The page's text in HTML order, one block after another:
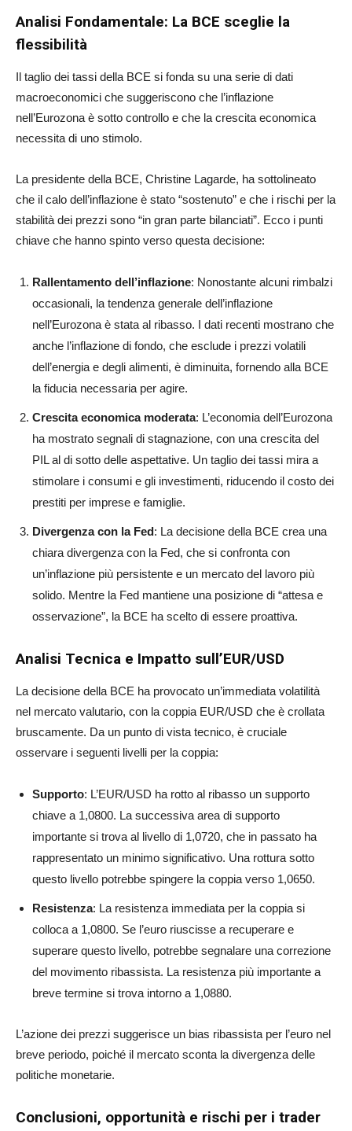
Analisi Fondamentale: La BCE sceglie la
flessibilità
Il taglio dei tassi della BCE si fonda su una serie di dati
macroeconomici che suggeriscono che l’inflazione
nell’Eurozona è sotto controllo e che la crescita economica
necessita di uno stimolo.
La presidente della BCE, Christine Lagarde, ha sottolineato
che il calo dell’inflazione è stato “sostenuto” e che i rischi per la
stabilità dei prezzi sono “in gran parte bilanciati”. Ecco i punti
chiave che hanno spinto verso questa decisione:
Rallentamento dell’inflazione: Nonostante alcuni rimbalzi
occasionali, la tendenza generale dell’inflazione
nell’Eurozona è stata al ribasso. I dati recenti mostrano che
anche l’inflazione di fondo, che esclude i prezzi volatili
dell’energia e degli alimenti, è diminuita, fornendo alla BCE
la fiducia necessaria per agire.
Crescita economica moderata: L’economia dell’Eurozona
ha mostrato segnali di stagnazione, con una crescita del
PIL al di sotto delle aspettative. Un taglio dei tassi mira a
stimolare i consumi e gli investimenti, riducendo il costo dei
prestiti per imprese e famiglie.
Divergenza con la Fed: La decisione della BCE crea una
chiara divergenza con la Fed, che si confronta con
un’inflazione più persistente e un mercato del lavoro più
solido. Mentre la Fed mantiene una posizione di “attesa e
osservazione”, la BCE ha scelto di essere proattiva.
Analisi Tecnica e Impatto sull’EUR/USD
La decisione della BCE ha provocato un’immediata volatilità
nel mercato valutario, con la coppia EUR/USD che è crollata
bruscamente. Da un punto di vista tecnico, è cruciale
osservare i seguenti livelli per la coppia:
Supporto: L’EUR/USD ha rotto al ribasso un supporto
chiave a 1,0800. La successiva area di supporto
importante si trova al livello di 1,0720, che in passato ha
rappresentato un minimo significativo. Una rottura sotto
questo livello potrebbe spingere la coppia verso 1,0650.
Resistenza: La resistenza immediata per la coppia si
colloca a 1,0800. Se l’euro riuscisse a recuperare e
superare questo livello, potrebbe segnalare una correzione
del movimento ribassista. La resistenza più importante a
breve termine si trova intorno a 1,0880.
L’azione dei prezzi suggerisce un bias ribassista per l’euro nel
breve periodo, poiché il mercato sconta la divergenza delle
politiche monetarie.
Conclusioni, opportunità e rischi per i trader